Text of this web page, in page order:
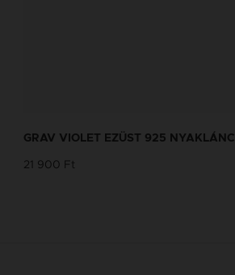
GRAV VIOLET EZÜST 925 NYAKLÁNC
21 900 Ft